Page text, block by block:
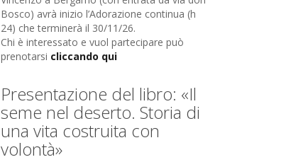
Bosco) avrà inizio l’Adorazione continua (h
24) che terminerà il 30/11/26.
Chi è interessato e vuol partecipare può
prenotarsi cliccando qui
Presentazione del libro: «Il
seme nel deserto. Storia di
una vita costruita con
volontà»